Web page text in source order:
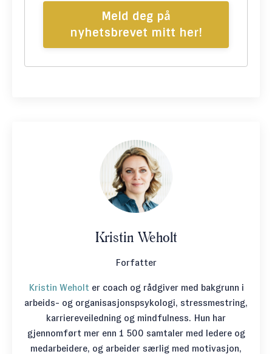
Meld deg på
nyhetsbrevet mitt her!
Kristin Weholt
Forfatter
Kristin Weholt er coach og rådgiver med bakgrunn i
arbeids- og organisasjonspsykologi, stressmestring,
karriereveiledning og mindfulness. Hun har
gjennomført mer enn 1 500 samtaler med ledere og
medarbeidere, og arbeider særlig med motivasjon,